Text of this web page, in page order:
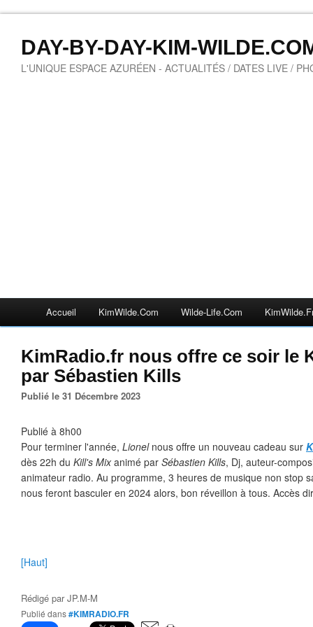
DAY-BY-DAY-KIM-
L'UNIQUE ESPACE AZURÉEN - ACTUALITÉS / DATES LIVE /
Accueil KimWilde.com Wilde-Life.com
KimRadio.fr nous offre ce soir le
par Sébastien Kills
Publié le 31 Décembre 2023
Publié à 8h00
Pour terminer l'année, Lionelnous offre un nouveau cadeau sur
dès 22h du Kill's Mixanimé par Sébastien Kills, Dj, auteur-
animateur radio. Au programme, 3 heures de musique non stop
nous feront basculer en 2024 alors, bon réveillon à tous. Accès
[Haut]
Rédigé parJP.M-M
Publié dans#KIMRADIO.FR